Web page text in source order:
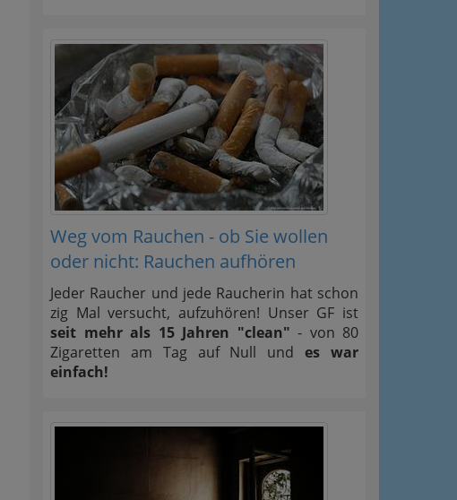
Weg vom Rauchen - ob Sie wollen
oder nicht: Rauchen aufhören
Jeder Raucher und jede Raucherin hat schon
zig Mal versucht, aufzuhören! Unser GF ist
seit mehr als 15 Jahren "clean" - von 80
Zigaretten am Tag auf Null undes war
einfach!